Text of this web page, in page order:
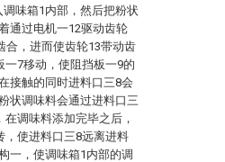
味箱1内部，然后把粉状
通过电机一12驱动齿轮
合，进而使齿轮13带动齿
7移动，使阻挡板一9的
接触的同时进料口三8会
状调味料会通过进料口三
调味料添加完毕之后，
，使进料口三8远离进料
一，使调味箱1内部的调